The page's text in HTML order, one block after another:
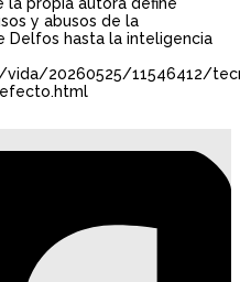
y abusos de la
Delfos hasta la inteligencia
vida/20260525/11546412/